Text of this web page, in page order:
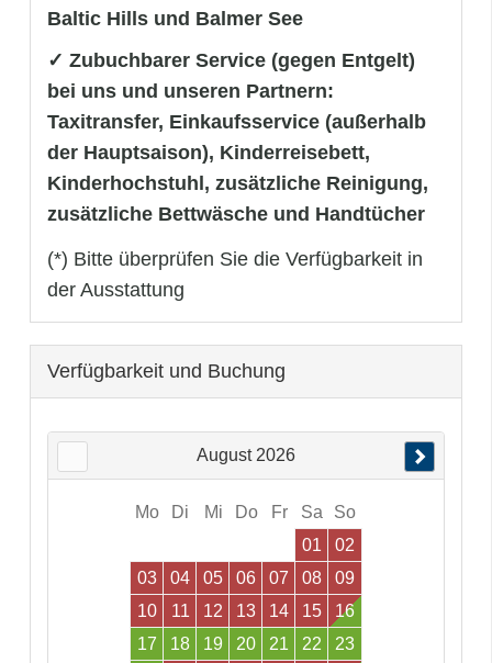
Baltic Hills und Balmer See
✓ Zubuchbarer Service (gegen Entgelt)
bei uns und unseren Partnern:
Taxitransfer, Einkaufsservice (außerhalb
der Hauptsaison), Kinderreisebett,
Kinderhochstuhl, zusätzliche Reinigung,
zusätzliche Bettwäsche und Handtücher
(*) Bitte überprüfen Sie die Verfügbarkeit in
der Ausstattung
Verfügbarkeit und Buchung